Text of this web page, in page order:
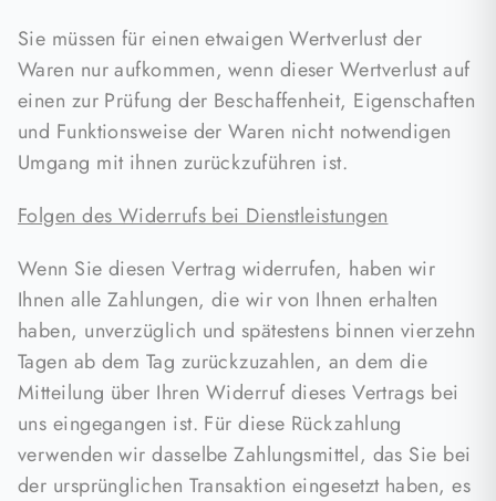
Sie müssen für einen etwaigen Wertverlust der
Waren nur aufkommen, wenn dieser Wertverlust auf
einen zur Prüfung der Beschaffenheit, Eigenschaften
und Funktionsweise der Waren nicht notwendigen
Umgang mit ihnen zurückzuführen ist.
Folgen des Widerrufs bei Dienstleistungen
Wenn Sie diesen Vertrag widerrufen, haben wir
Ihnen alle Zahlungen, die wir von Ihnen erhalten
haben, unverzüglich und spätestens binnen vierzehn
Tagen ab dem Tag zurückzuzahlen, an dem die
Mitteilung über Ihren Widerruf dieses Vertrags bei
uns eingegangen ist. Für diese Rückzahlung
verwenden wir dasselbe Zahlungsmittel, das Sie bei
der ursprünglichen Transaktion eingesetzt haben, es